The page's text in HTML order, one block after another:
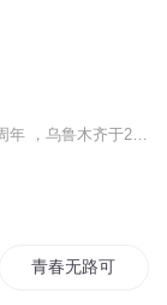
青春无路可退